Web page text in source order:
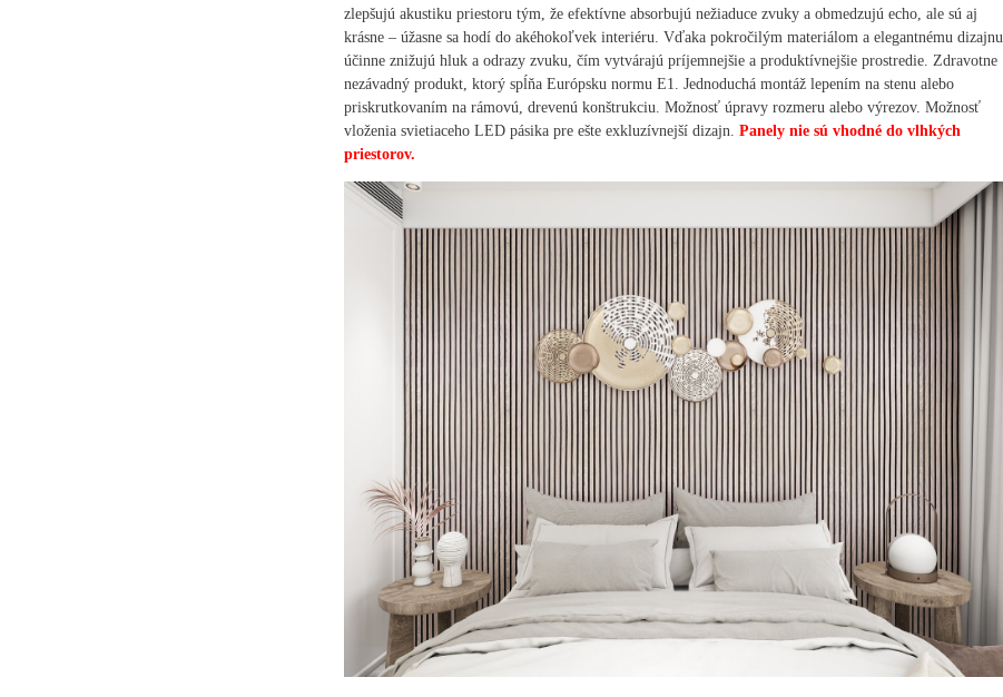
zlepšujú akustiku priestoru tým, že efektívne absorbujú nežiaduce zvuky a obmedzujú echo, ale sú aj
krásne – úžasne sa hodí do akéhokoľvek interiéru. Vďaka pokročilým materiálom a elegantnému dizajnu
účinne znižujú hluk a odrazy zvuku, čím vytvárajú príjemnejšie a produktívnejšie prostredie. Zdravotne
nezávadný produkt, ktorý spĺňa Európsku normu E1. Jednoduchá montáž lepením na stenu alebo
priskrutkovaním na rámovú, drevenú konštrukciu. Možnosť úpravy rozmeru alebo výrezov. Možnosť
vloženia svietiaceho LED pásika pre ešte exkluzívnejší dizajn. Panely nie sú vhodné do vlhkých
priestorov.